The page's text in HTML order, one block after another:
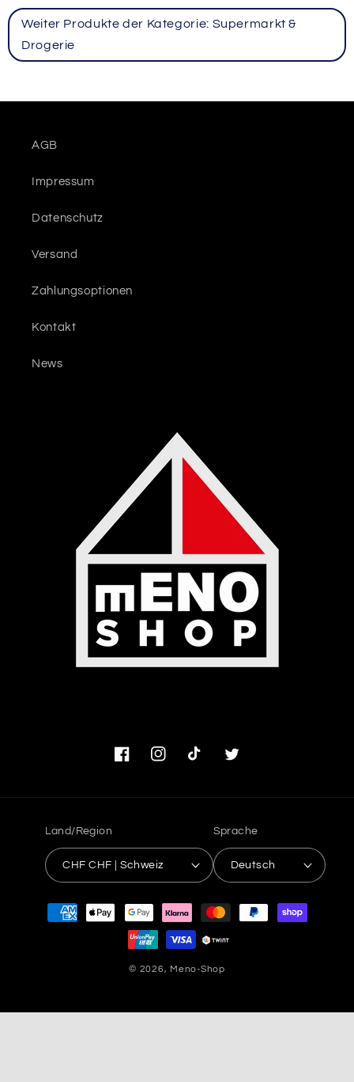
Weiter Produkte der Kategorie: Supermarkt &
Drogerie
AGB
Impressum
Datenschutz
Versand
Zahlungsoptionen
Kontakt
News
FacebookInstagramTikTok Twitter
Land/Region
CHF CHF | Schweiz
Sprache
Deutsch
Zahlungsmethoden
© 2026, Meno-Shop